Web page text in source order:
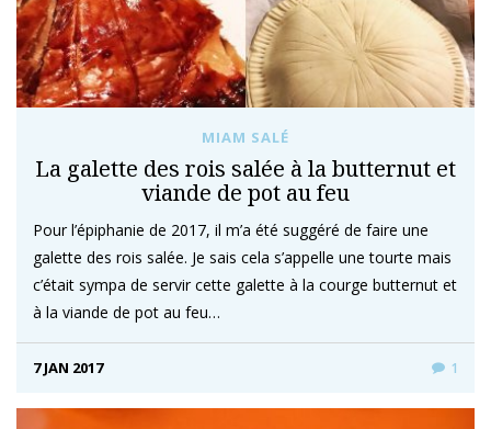
MIAM SALÉ
La galette des rois salée à la butternut et
viande de pot au feu
Pour l’épiphanie de 2017, il m’a été suggéré de faire une
galette des rois salée. Je sais cela s’appelle une tourte mais
c’était sympa de servir cette galette à la courge butternut et
à la viande de pot au feu…
7 JAN 2017 1